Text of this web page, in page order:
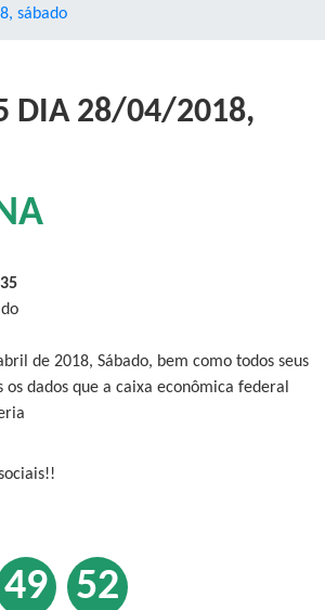
sábado
DIA 28/04/2018,
de 2018, Sábado, bem como todos seus
dados que a caixa econômica federal
49 52